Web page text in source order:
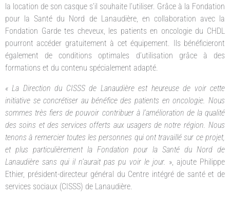
la location de son casque s’il souhaite l’utiliser. Grâce à la Fondation
pour la Santé du Nord de Lanaudière, en collaboration avec la
Fondation Garde tes cheveux, les patients en oncologie du CHDL
pourront accéder gratuitement à cet équipement. Ils bénéficieront
également de conditions optimales d’utilisation grâce à des
formations et du contenu spécialement adapté.
« La Direction du CISSS de Lanaudière est heureuse de voir cette
initiative se concrétiser au bénéfice des patients en oncologie. Nous
sommes très fiers de pouvoir contribuer à l’amélioration de la qualité
des soins et des services offerts aux usagers de notre région. Nous
tenons à remercier toutes les personnes qui ont travaillé sur ce projet,
et plus particulièrement la Fondation pour la Santé du Nord de
Lanaudière sans qui il n’aurait pas pu voir le jour. », ajoute Philippe
Ethier, président-directeur général du Centre intégré de santé et de
services sociaux (CISSS) de Lanaudière.